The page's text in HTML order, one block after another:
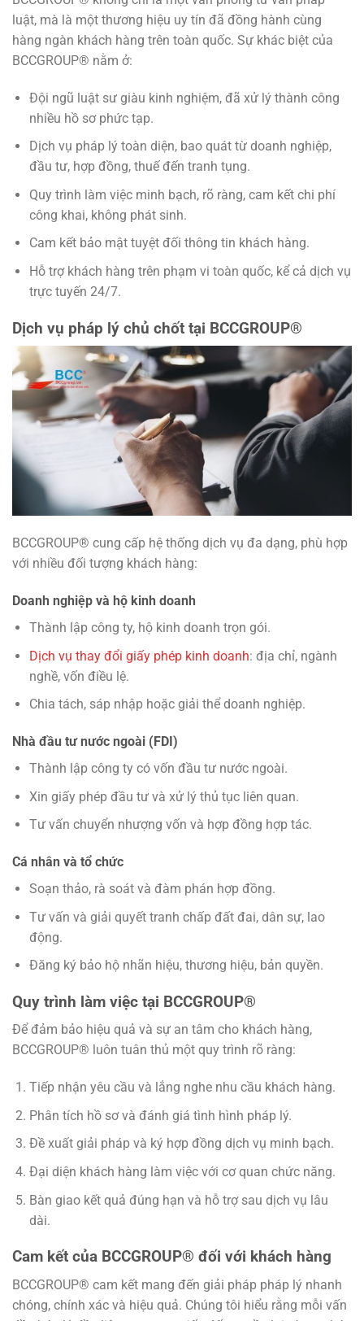
luật, mà là một thương hiệu uy tín đã đồng hành cùng
hàng ngàn khách hàng trên toàn quốc. Sự khác biệt của
BCCGROUP® nằm ở:
Đội ngũ luật sư giàu kinh nghiệm, đã xử lý thành công
nhiều hồ sơ phức tạp.
Dịch vụ pháp lý toàn diện, bao quát từ doanh nghiệp,
đầu tư, hợp đồng, thuế đến tranh tụng.
Quy trình làm việc minh bạch, rõ ràng, cam kết chi phí
công khai, không phát sinh.
Cam kết bảo mật tuyệt đối thông tin khách hàng.
Hỗ trợ khách hàng trên phạm vi toàn quốc, kể cả dịch vụ
trực tuyến 24/7.
Dịch vụ pháp lý chủ chốt tại BCCGROUP®
BCCGROUP® cung cấp hệ thống dịch vụ đa dạng, phù hợp
với nhiều đối tượng khách hàng:
Doanh nghiệp và hộ kinh doanh
Thành lập công ty, hộ kinh doanh trọn gói.
Dịch vụ thay đổi giấy phép kinh doanh: địa chỉ, ngành
nghề, vốn điều lệ.
Chia tách, sáp nhập hoặc giải thể doanh nghiệp.
Nhà đầu tư nước ngoài (FDI)
Thành lập công ty có vốn đầu tư nước ngoài.
Xin giấy phép đầu tư và xử lý thủ tục liên quan.
Tư vấn chuyển nhượng vốn và hợp đồng hợp tác.
Cá nhân và tổ chức
Soạn thảo, rà soát và đàm phán hợp đồng.
Tư vấn và giải quyết tranh chấp đất đai, dân sự, lao
động.
Đăng ký bảo hộ nhãn hiệu, thương hiệu, bản quyền.
Quy trình làm việc tại BCCGROUP®
Để đảm bảo hiệu quả và sự an tâm cho khách hàng,
BCCGROUP® luôn tuân thủ một quy trình rõ ràng:
Tiếp nhận yêu cầu và lắng nghe nhu cầu khách hàng.
Phân tích hồ sơ và đánh giá tình hình pháp lý.
Đề xuất giải pháp và ký hợp đồng dịch vụ minh bạch.
Đại diện khách hàng làm việc với cơ quan chức năng.
Bàn giao kết quả đúng hạn và hỗ trợ sau dịch vụ lâu
dài.
Cam kết của BCCGROUP® đối với khách hàng
BCCGROUP® cam kết mang đến giải pháp pháp lý nhanh
chóng, chính xác và hiệu quả. Chúng tôi hiểu rằng mỗi vấn